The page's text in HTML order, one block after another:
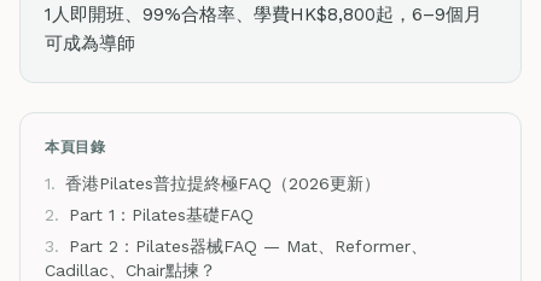
1人即開班、99%合格率、學費HK$8,800起，6–9個月
可成為導師
本頁目錄
1. 香港Pilates普拉提終極FAQ（2026更新）
2.
Part 1：Pilates基礎FAQ
3.
Part 2：Pilates器械FAQ — Mat、Reformer、
Cadillac、Chair點揀？